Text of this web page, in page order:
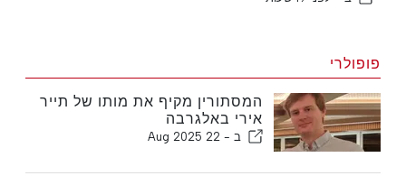
פופולרי
המסתורין מקיף את מותו של תייר
אירי באלגרבה
ב - 22 Aug 2025